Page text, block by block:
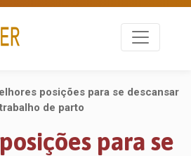
posições para se descansar
de parto
para se